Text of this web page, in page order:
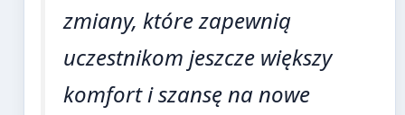
zmiany, które zapewnią
uczestnikom jeszcze większy
komfort i szansę na nowe